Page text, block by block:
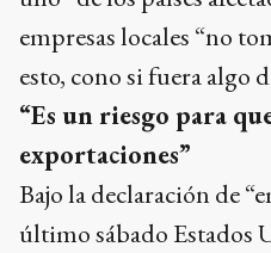
empresas locales “no
esto, cono si fuera algo
“Es un riesgo para
exportaciones”
Bajo la declaración de
último sábado Estados